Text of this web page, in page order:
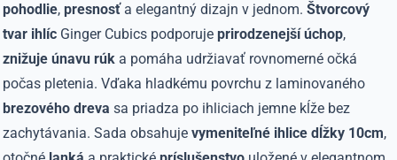
pohodlie,presnosťa elegantný dizajn v jednom.Štvorcový
tvar ihlíc Ginger Cubics podporujeprirodzenejší úchop,
znižuje únavu rúk a pomáha udržiavať rovnomerné očká
počas pletenia. Vďaka hladkému povrchu z laminovaného
brezového dreva sa priadza po ihliciach jemne kĺže bez
zachytávania. Sada obsahujevymeniteľné ihlice dĺžky 10cm,